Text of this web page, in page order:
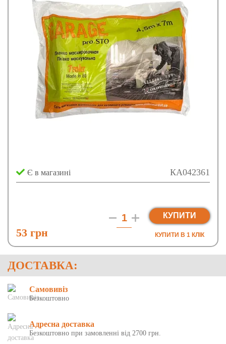
КА042361
Є в магазині
53 грн
КУПИТИ
КУПИТИ В 1 КЛIК
ДОСТАВКА:
Самовивіз
Безкоштовно
Адресна доставка
Безкоштовно при замовленні від 2700 грн.